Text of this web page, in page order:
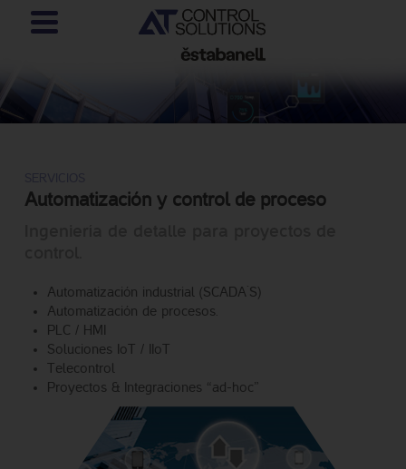
Automatización y control de proceso
Automatización industrial (SCADA´S)
Automatización de procesos.
PLC / HMI
Soluciones IoT / IIoT
Telecontrol
Proyectos & Integraciones “ad-hoc”